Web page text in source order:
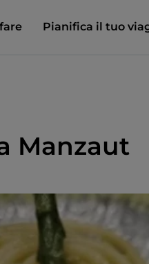
Pianifica il tuo
Manzaut